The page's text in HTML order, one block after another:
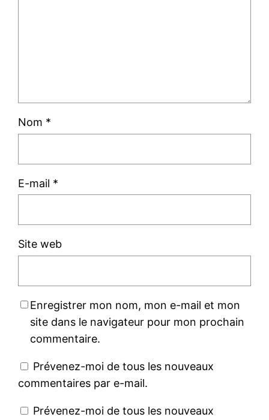
Nom *
E-mail *
Site web
Enregistrer mon nom, mon e-mail et mon
site dans le navigateur pour mon prochain
commentaire.
Prévenez-moi de tous les nouveaux
commentaires par e-mail.
Prévenez-moi de tous les nouveaux